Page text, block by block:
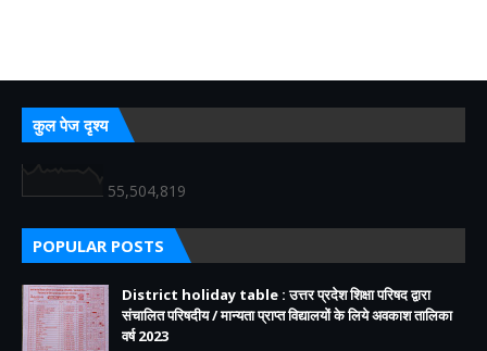
कुल पेज दृश्य
55,504,819
POPULAR POSTS
District holiday table : उत्तर प्रदेश शिक्षा परिषद द्वारा
संचालित परिषदीय / मान्यता प्राप्त विद्यालयों के लिये अवकाश तालिका
वर्ष 2023